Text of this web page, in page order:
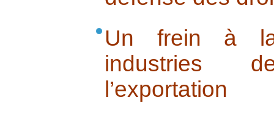
Un frein à la
industries
l’exportation